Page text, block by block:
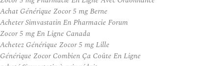
Achat Générique Zocor 5 mg Berne
Acheter Simvastatin En Pharmacie Forum
Zocor 5 mg En Ligne Canada
Achetez Générique Zocor 5 mg Lille
Générique Zocor Combien Ça Coûte En Ligne